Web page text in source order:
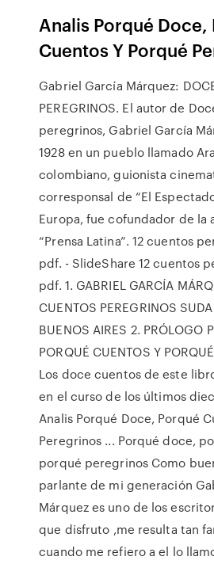
Analis Porqué Doce,
Cuentos Y Porqué
Gabriel García Márquez:
PEREGRINOS. El autor de
peregrinos, Gabriel García
1928 en un pueblo llamado
colombiano, guionista
corresponsal de “El
Europa, fue cofundador de la
“Prensa Latina”. 12 cuentos
pdf. - SlideShare 12 cuentos
pdf. 1. GABRIEL GARCÍA
CUENTOS PEREGRINOS
BUENOS AIRES 2. PRÓLOGO
PORQUÉ CUENTOS Y
Los doce cuentos de este
en el curso de los últimos
Analis Porqué Doce, Porqué
Peregrinos ... Porqué doce,
porqué peregrinos Como
parlante de mi generación
Márquez es uno de los
que disfruto ,me resulta tan
cuando me refiero a el lo